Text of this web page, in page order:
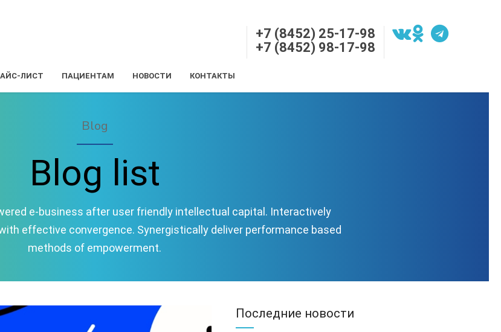
+7 (8452) 25-17-98
+7 (8452) 98-17-98
ЛИСТ ПАЦИЕНТАМ НОВОСТИ КОНТАКТЫ
Blog
Blog list
e-business after user friendly intellectual capital. Interactively
effective convergence. Synergistically deliver performance based
methods of empowerment.
Последние новости